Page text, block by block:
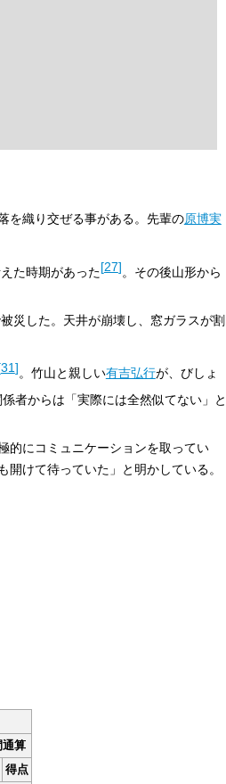
を織り交ぜる事がある。先輩の原博実
た時期があった[27]。その後山形から
災した。天井が崩壊し、窓ガラスが割
31]。竹山と親しい有吉弘行が、びしょ
者からは「実際には全然似てない」と
的にコミュニケーションを取ってい
けて待っていた」と明かしている。
通算
得点